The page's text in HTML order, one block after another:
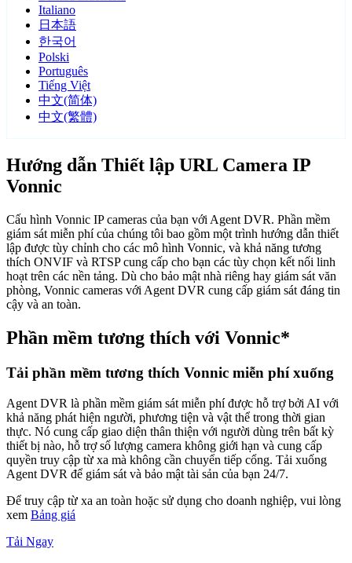
Italiano
日本語
한국어
Polski
Português
Tiếng Việt
中文(简体)
中文(繁體)
Hướng dẫn Thiết lập URL Camera IP
Vonnic
Cấu hình Vonnic IP cameras của bạn với Agent DVR. Phần mềm
giám sát miễn phí của chúng tôi bao gồm một trình hướng dẫn thiết
lập được tùy chỉnh cho các mô hình Vonnic, và khả năng tương
thích ONVIF và RTSP cung cấp cho bạn các tùy chọn kết nối linh
hoạt trên các nền tảng. Dù cho bảo mật nhà riêng hay giám sát văn
phòng, Vonnic cameras với Agent DVR cung cấp giám sát đáng tin
cậy và an toàn.
Phần mềm tương thích với Vonnic*
Tải phần mềm tương thích Vonnic miễn phí xuống
Agent DVR là phần mềm giám sát miễn phí được hỗ trợ bởi AI với
khả năng phát hiện người, phương tiện và vật thể trong thời gian
thực. Nó cung cấp giao diện thân thiện với người dùng trên bất kỳ
thiết bị nào, hỗ trợ số lượng camera không giới hạn và cung cấp
quyền truy cập từ xa mà không cần chuyển tiếp cổng. Tải xuống
Agent DVR để giám sát và bảo mật tài sản của bạn 24/7.
Để truy cập từ xa an toàn hoặc sử dụng cho doanh nghiệp, vui lòng
xem Bảng giá
Tải Ngay